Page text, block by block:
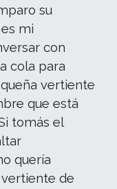
su
mi
con
cola para
vertiente
que está
tomás el
quería
de